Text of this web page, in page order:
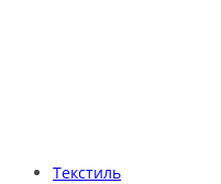
Текстиль